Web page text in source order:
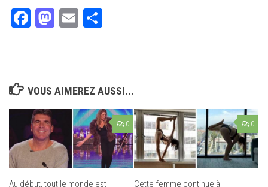
Facebook
Mastodon
Email
VOUS AIMEREZ AUSSI...
0
Au début, tout le monde est
0
Cette femme continue à